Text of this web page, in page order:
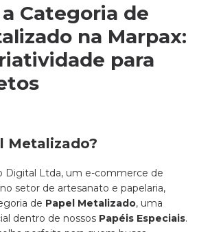
Categoria de
na Marpax:
para
Metalizado?
Digital Ltda, um e-commerce de
setor de artesanato e papelaria,
de Papel Metalizado, uma
dentro de nossos Papéis Especiais.